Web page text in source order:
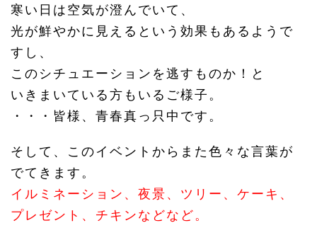
寒い日は空気が澄んでいて、
光が鮮やかに見えるという効果もあるようで
すし、
このシチュエーションを逃すものか！と
いきまいている方もいるご様子。
・・・皆様、青春真っ只中です。
そして、このイベントからまた色々な言葉が
でてきます。
イルミネーション、夜景、ツリー、ケーキ、
プレゼント、チキンなどなど。